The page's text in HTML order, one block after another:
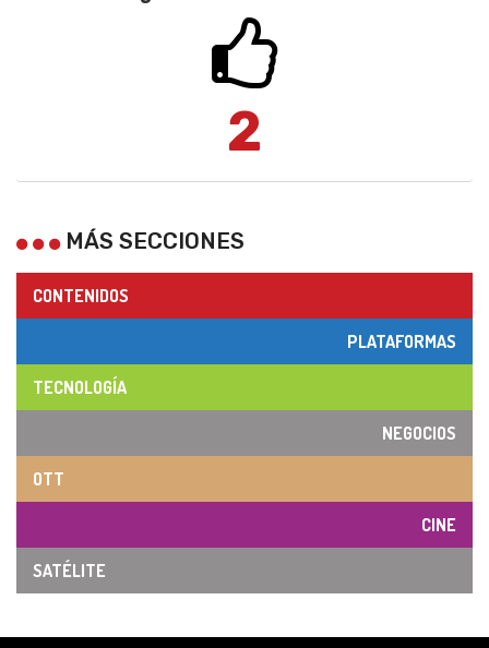
2
MÁS SECCIONES
CONTENIDOS
PLATAFORMAS
TECNOLOGÍA
NEGOCIOS
OTT
CINE
SATÉLITE